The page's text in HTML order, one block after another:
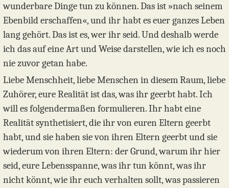
wunderbare Dinge tun zu können. Das ist »nach seinem
Ebenbild erschaffen«, und ihr habt es euer ganzes Leben
lang gehört. Das ist es, wer ihr seid. Und deshalb werde
ich das auf eine Art und Weise darstellen, wie ich es noch
nie zuvor getan habe.
Liebe Menschheit, liebe Menschen in diesem Raum, liebe
Zuhörer, eure Realität ist das, was ihr geerbt habt. Ich
will es folgendermaßen formulieren. Ihr habt eine
Realität synthetisiert, die ihr von euren Eltern geerbt
habt, und sie haben sie von ihren Eltern geerbt und sie
wiederum von ihren Eltern: der Grund, warum ihr hier
seid, eure Lebensspanne, was ihr tun könnt, was ihr
nicht könnt, wie ihr euch verhalten sollt, was passieren